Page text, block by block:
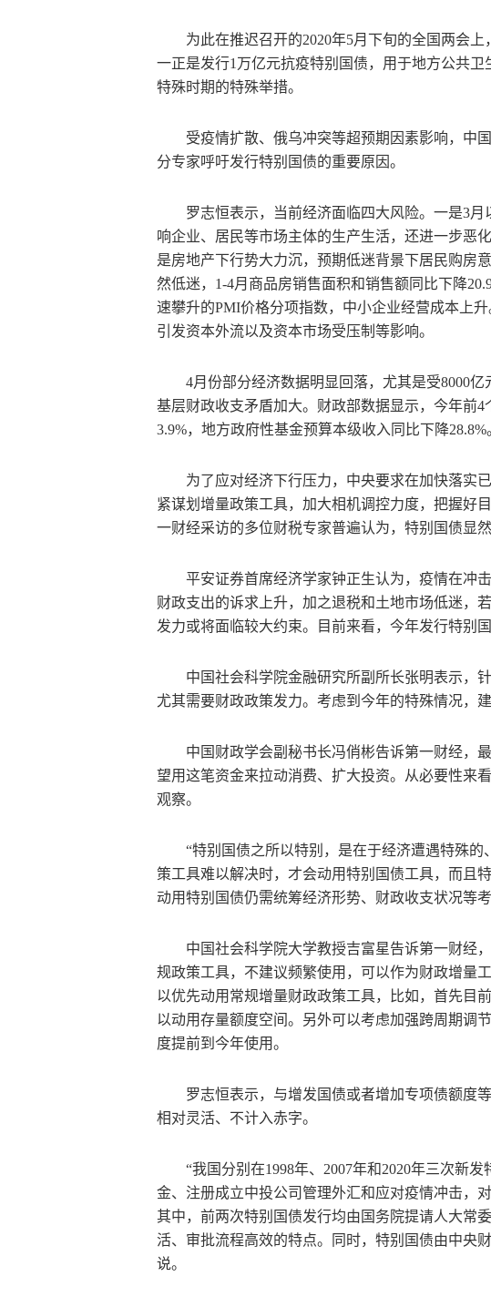
为此在推迟召开的2020年5月下旬的全国两会
一正是发行1万亿元抗疫特别国债，用于地方公共
特殊时期的特殊举措。
受疫情扩散、俄乌冲突等超预期因素影响，中
分专家呼吁发行特别国债的重要原因。
罗志恒表示，当前经济面临四大风险。一是3
响企业、居民等市场主体的生产生活，还进一步恶
是房地产下行势大力沉，预期低迷背景下居民购房
然低迷，1-4月商品房销售面积和销售额同比下降
速攀升的PMI价格分项指数，中小企业经营成本上
引发资本外流以及资本市场受压制等影响。
4月份部分经济数据明显回落，尤其是受8000亿
基层财政收支矛盾加大。财政部数据显示，今年前
3.9%，地方政府性基金预算本级收入同比下降28.8%
为了应对经济下行压力，中央要求在加快落实
紧谋划增量政策工具，加大相机调控力度，把握好
一财经采访的多位财税专家普遍认为，特别国债显
平安证券首席经济学家钟正生认为，疫情在冲
财政支出的诉求上升，加之退税和土地市场低迷，
发力或将面临较大约束。目前来看，今年发行特别
中国社会科学院金融研究所副所长张明表示，
尤其需要财政政策发力。考虑到今年的特殊情况，
中国财政学会副秘书长冯俏彬告诉第一财经，
望用这笔资金来拉动消费、扩大投资。从必要性来
观察。
“特别国债之所以特别，是在于经济遭遇特殊
策工具难以解决时，才会动用特别国债工具，而且
动用特别国债仍需统筹经济形势、财政收支状况等考
中国社会科学院大学教授吉富星告诉第一财经
规政策工具，不建议频繁使用，可以作为财政增量
以优先动用常规增量财政政策工具，比如，首先目
以动用存量额度空间。另外可以考虑加强跨周期调
度提前到今年使用。
罗志恒表示，与增发国债或者增加专项债额度
相对灵活、不计入赤字。
“我国分别在1998年、2007年和2020年三次新
金、注册成立中投公司管理外汇和应对疫情冲击，
其中，前两次特别国债发行均由国务院提请人大常
活、审批流程高效的特点。同时，特别国债由中央
说。